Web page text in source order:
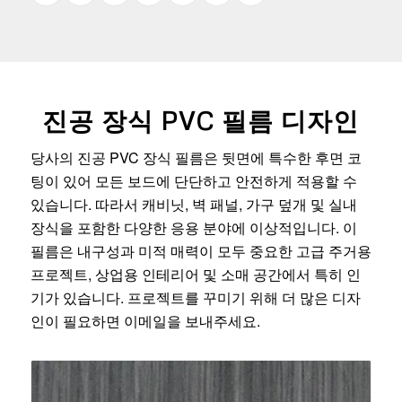
진공 장식 PVC 필름 디자인
당사의 진공 PVC 장식 필름은 뒷면에 특수한 후면 코
팅이 있어 모든 보드에 단단하고 안전하게 적용할 수
있습니다. 따라서 캐비닛, 벽 패널, 가구 덮개 및 실내
장식을 포함한 다양한 응용 분야에 이상적입니다. 이
필름은 내구성과 미적 매력이 모두 중요한 고급 주거용
프로젝트, 상업용 인테리어 및 소매 공간에서 특히 인
기가 있습니다. 프로젝트를 꾸미기 위해 더 많은 디자
인이 필요하면 이메일을 보내주세요.